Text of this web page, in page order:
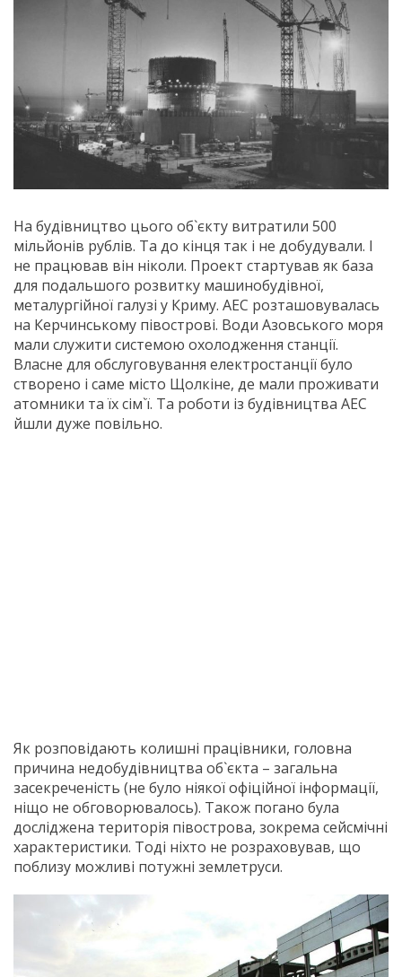
На будівництво цього об`єкту витратили 500
мільйонів рублів. Та до кінця так і не добудували. І
не працював він ніколи. Проект стартував як база
для подальшого розвитку машинобудівної,
металургійної галузі у Криму. АЕС розташовувалась
на Керчинському півострові. Води Азовського моря
мали служити системою охолодження станції.
Власне для обслуговування електростанції було
створено і саме місто Щолкіне, де мали проживати
атомники та їх сім`ї. Та роботи із будівництва АЕС
йшли дуже повільно.
Як розповідають колишні працівники, головна
причина недобудівництва об`єкта – загальна
засекреченість (не було ніякої офіційної інформації,
ніщо не обговорювалось). Також погано була
досліджена територія півострова, зокрема сейсмічні
характеристики. Тоді ніхто не розраховував, що
поблизу можливі потужні землетруси.